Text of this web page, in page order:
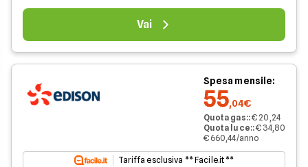
Vai
Spesa mensile:
55,04€
Quota gas::€ 20,24
Quota luce::€ 34,80
€ 660,44/anno
Tariffa esclusiva ** Facile.it **